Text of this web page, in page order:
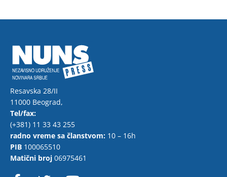
Resavska 28/II
11000 Beograd,
Tel/fax:
(+381) 11 33 43 255
radno vreme sa članstvom: 10 – 16h
PIB 100065510
Matični broj 06975461
F